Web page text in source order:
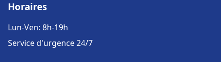
Horaires
Lun-Ven: 8h-19h
Service d'urgence 24/7